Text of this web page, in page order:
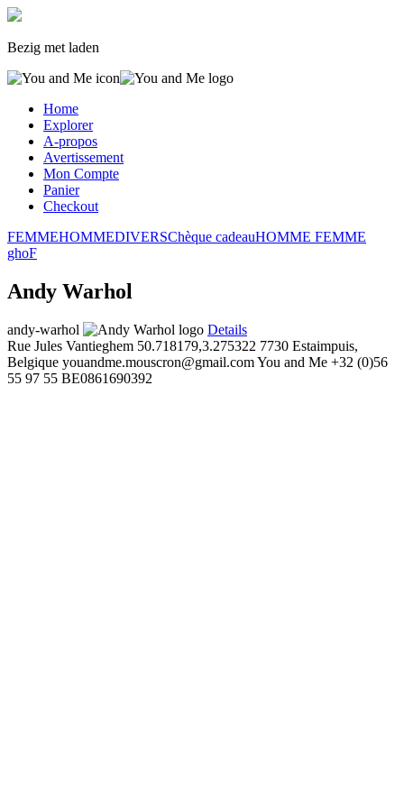
Bezig met laden
Home
Explorer
A-propos
Avertissement
Mon Compte
Panier
Checkout
FEMMEHOMMEDIVERSChèque cadeauHOMME FEMME
ghoF
Andy Warhol
andy-warhol
Details
Rue Jules Vantieghem 50.718179,3.275322 7730 Estaimpuis,
Belgique youandme.mouscron@gmail.comYou and Me +32 (0)56
55 97 55 BE0861690392